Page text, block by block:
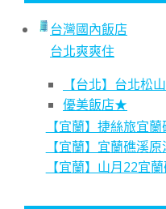
台灣國內飯店
台北爽爽住
【台北】台北松
優美飯店★
【宜蘭】捷絲旅宜
【宜蘭】宜蘭礁溪
【宜蘭】山月22宜